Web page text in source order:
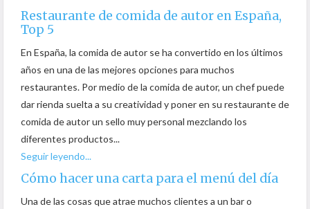
Restaurante de comida de autor en España,
Top 5
En España, la comida de autor se ha convertido en los últimos
años en una de las mejores opciones para muchos
restaurantes. Por medio de la comida de autor, un chef puede
dar rienda suelta a su creatividad y poner en su restaurante de
comida de autor un sello muy personal mezclando los
diferentes productos...
Seguir leyendo...
Cómo hacer una carta para el menú del día
Una de las cosas que atrae muchos clientes a un bar o